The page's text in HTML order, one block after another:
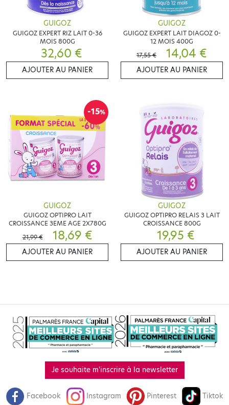
GUIGOZ
GUIGOZ EXPERT RIZ LAIT 0-36
MOIS 800G
32,60 €
AJOUTER AU PANIER
GUIGOZ
GUIGOZ EXPERT LAIT DIAGOZ 0-
12 MOIS 400G
17,55 €
14,04 €
AJOUTER AU PANIER
-15%
GUIGOZ
GUIGOZ OPTIPRO LAIT
CROISSANCE 3EME AGE 2X780G
21,99 €
18,69 €
AJOUTER AU PANIER
GUIGOZ
GUIGOZ OPTIPRO RELAIS 3 LAIT
CROISSANCE 800G
19,95 €
AJOUTER AU PANIER
Je souhaite m'inscrire à la newsletter
Facebook Instagram Pinterest Tiktok